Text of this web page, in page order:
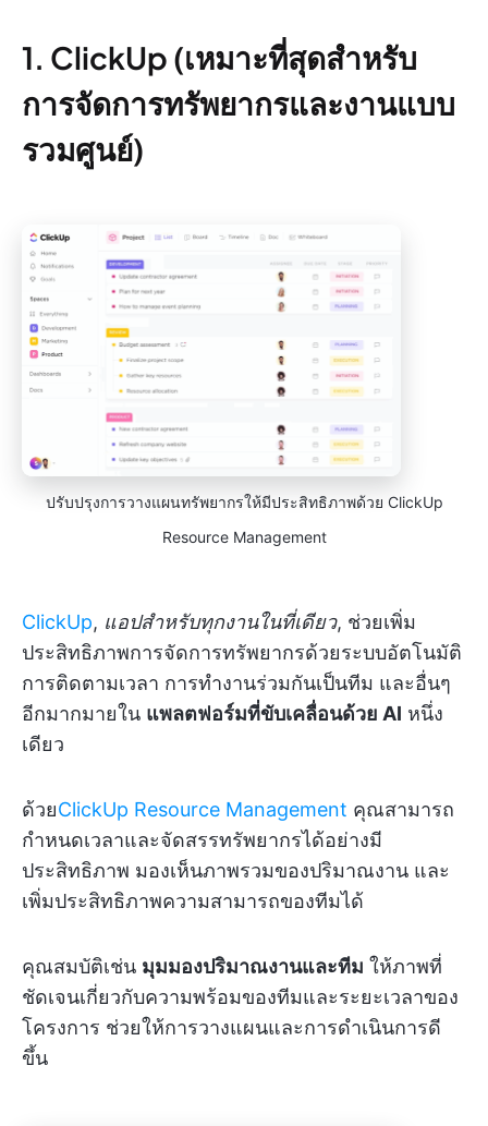
1. ClickUp (เหมาะที่สุดสำหรับ
การจัดการทรัพยากรและงานแบบ
รวมศูนย์)
ปรับปรุงการวางแผนทรัพยากรให้มีประสิทธิภาพด้วย ClickUp
Resource Management
ClickUp, แอปสำหรับทุกงานในที่เดียว, ช่วยเพิ่ม
ประสิทธิภาพการจัดการทรัพยากรด้วยระบบอัตโนมัติ
การติดตามเวลา การทำงานร่วมกันเป็นทีม และอื่นๆ
อีกมากมายใน แพลตฟอร์มที่ขับเคลื่อนด้วย AI หนึ่ง
เดียว
ด้วยClickUp Resource Management คุณสามารถ
กำหนดเวลาและจัดสรรทรัพยากรได้อย่างมี
ประสิทธิภาพ มองเห็นภาพรวมของปริมาณงาน และ
เพิ่มประสิทธิภาพความสามารถของทีมได้
คุณสมบัติเช่น มุมมองปริมาณงานและทีม ให้ภาพที่
ชัดเจนเกี่ยวกับความพร้อมของทีมและระยะเวลาของ
โครงการ ช่วยให้การวางแผนและการดำเนินการดี
ขึ้น